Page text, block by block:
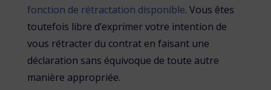
fonction de rétractation disponible. Vous êtes
toutefois libre d’exprimer votre intention de
vous rétracter du contrat en faisant une
déclaration sans équivoque de toute autre
manière appropriée.